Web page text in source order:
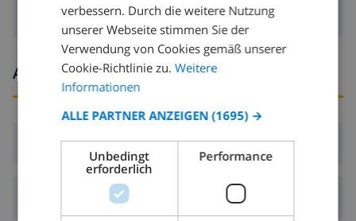
Ankunfts- und abfahrtszeiten
Ankunft:Ab 16:00 vor 21:00
Abreise: Vor: 10:00
SPANISH
GERMAN
ITALIAN
NORWEGIAN
verbessern. Durch die weitere Nutzung
unserer Webseite stimmen Sie der
Verwendung von Cookies gemäß unserer
Cookie-Richtlinie zu. Weitere
Informationen
ALLE PARTNER ANZEIGEN (1695) →
Unbedingt
erforderlich
Performance